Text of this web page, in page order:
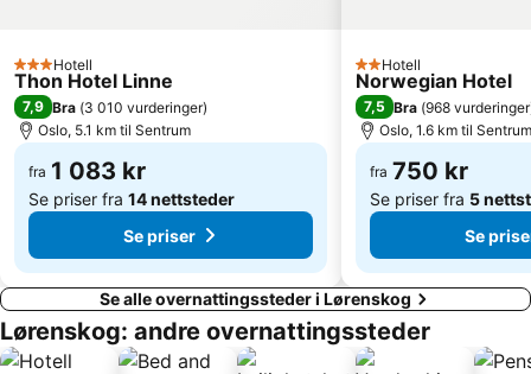
Lillestrøm Torv
Oslo Konserthus
Gamle Oslo
Vinterbro Senter
Akershus Festning
St Hanshaugen
Triaden Lørenskog Storsenter
Søndre Nordstrand
Oslo Congress Centre
3 Stjerner
Hotell
Thon Hotel Linne
7,9 Bra (3 010 vurderinger)
Oslo, 5.1 km til Sentrum
fra 1 083 kr
Se priser fra 14 nettsteder
Se priser
2 Stjerner
Hotell
Norwegian Hotel
7,5 Bra (968 vurderinger
Oslo, 1.6 km til Sentrum
fra 750 kr
Se priser fra 5
Se
Se alle overnattingssteder i Lørenskog
Lørenskog: andre overnattingssteder